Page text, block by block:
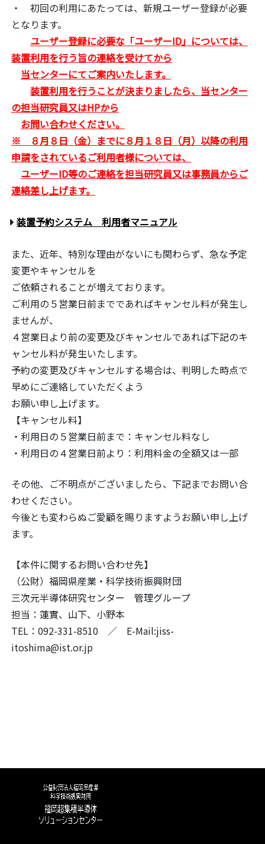
・ 初回の利用にあたっては、新規ユーザー登録が必要
となります。
ユーザー登録に必要な「ユーザーID」については、
装置利用を行う旨の連絡を受けてから
当センターにてご案内いたします。
装置利用を行うことが決まりましたら、当センター
の担当研究員又はHPから
お問い合わせください。
※ ８月８日（金）までに８月１８日（月）以降の利用
申請をされているご利用者様については、
ユーザーID等のご連絡を担当研究員又は事務員からご
連絡差し上げます。
装置予約システム 利用者マニュアル
また、近年、特別な理由がないにも関わらず、急な予定
変更やキャンセルを
ご依頼されることが増えております。
ご利用の５営業日前までであればキャンセル料が発生し
ませんが、
４営業日より前の変更及びキャンセルであれば下記のキ
ャンセル料が発生いたします。
予約の変更及びキャンセルする場合は、判明した時点で
早めにご連絡していただくよう
お願い申し上げます。
【キャンセル料】
・利用日の５営業日前まで：キャンセル料なし
・利用日の４営業日前より：利用料金の全額又は一部
その他、ご不明点がございましたら、下記までお問い合
わせください。
今後とも変わらぬご愛顧を賜りますようお願い申し上げ
ます。
【本件に関するお問い合わせ先】
（公財）福岡県産業・科学技術振興財団
三次元半導体研究センター 管理グループ
担当：蓮實、山下、小野本
TEL： 092-331-8510 ／ E-Mail:jiss-
itoshima@ist.or.jp